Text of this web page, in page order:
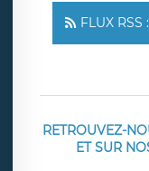
FLUX RSS
RETROUVEZ-
ET SUR